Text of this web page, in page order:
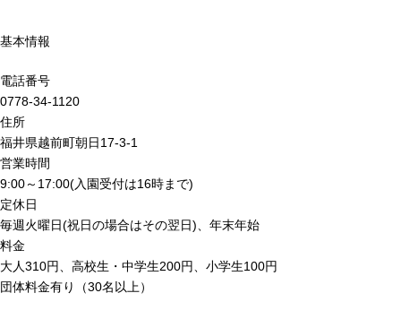
基本情報
電話番号
0778-34-1120
住所
福井県越前町朝日17-3-1
営業時間
9:00～17:00(入園受付は16時まで)
定休日
毎週火曜日(祝日の場合はその翌日)、年末年始
料金
大人310円、高校生・中学生200円、小学生100円
団体料金有り（30名以上）